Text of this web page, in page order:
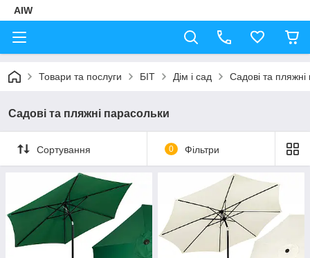
AIW
Товари та послуги БІТ Дім і сад Садові та пляжні
Садові та пляжні парасольки
Сортування 0 Фільтри